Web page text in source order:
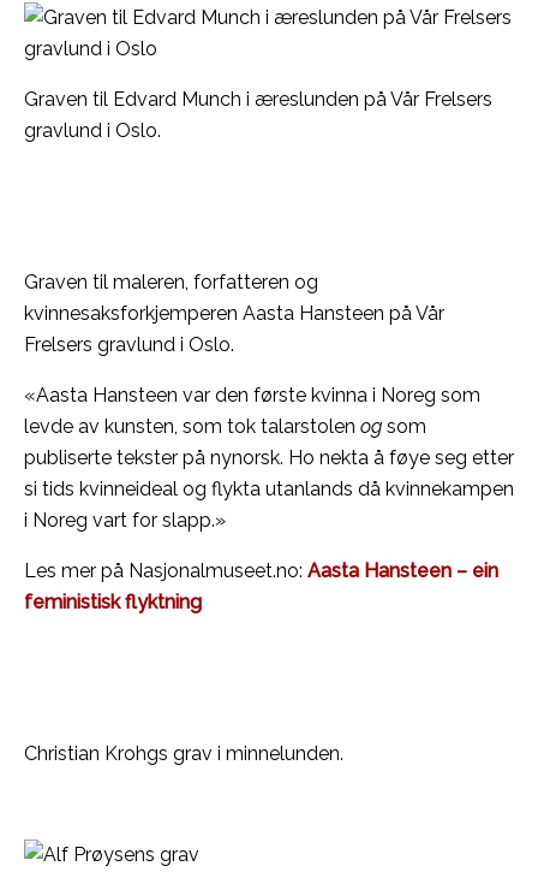
Graven til Edvard Munch i æreslunden på Vår Frelsers
gravlund i Oslo.
Graven til maleren, forfatteren og
kvinnesaksforkjemperen Aasta Hansteen på Vår
Frelsers gravlund i Oslo.
«Aasta Hansteen var den første kvinna i Noreg som
levde av kunsten, som tok talarstolen og som
publiserte tekster på nynorsk. Ho nekta å føye seg etter
si tids kvinneideal og flykta utanlands då kvinnekampen
i Noreg vart for slapp.»
Les mer på Nasjonalmuseet.no: Aasta Hansteen – ein
feministisk flyktning
Christian Krohgs grav i minnelunden.